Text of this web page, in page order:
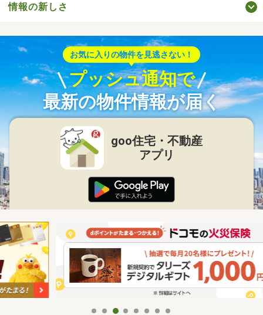
情報の新しさ
お気に入りの物件を見逃さない！
プッシュ通知で
最新の物件情報が届く
goo住宅・不動産
アプリ